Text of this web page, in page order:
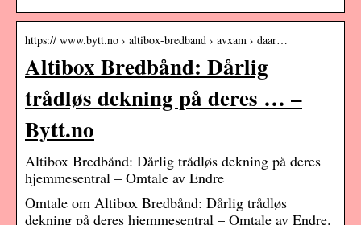
https:// www.bytt.no › altibox-bredband › avxam › daar…
Altibox Bredbånd: Dårlig
trådløs dekning på deres … –
Bytt.no
Altibox Bredbånd: Dårlig trådløs dekning på deres
hjemmesentral – Omtale av Endre
Omtale om Altibox Bredbånd: Dårlig trådløs
dekning på deres hjemmesentral – Omtale av Endre.